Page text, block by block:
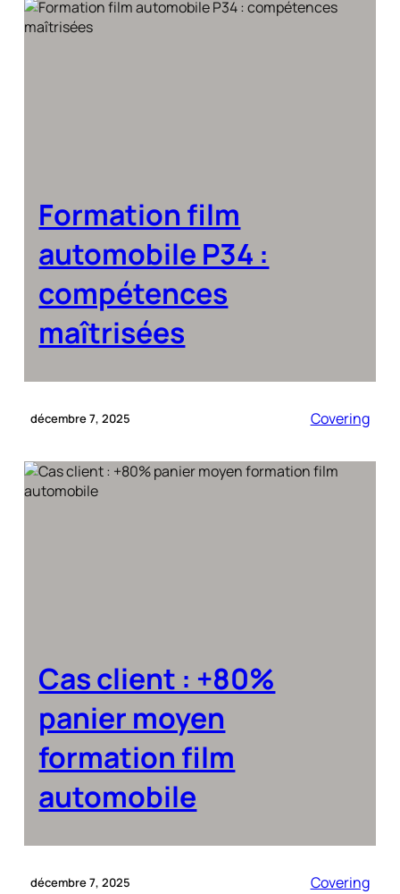
Formation film
automobile P34 :
compétences
maîtrisées
décembre 7, 2025 Covering
Cas client : +80%
panier moyen
formation film
automobile
décembre 7, 2025 Covering